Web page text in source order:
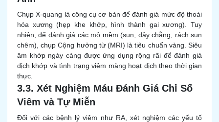
Chụp X-quang là công cụ cơ bản để đánh giá mức độ thoái
hóa xương (hẹp khe khớp, hình thành gai xương). Tuy
nhiên, để đánh giá các mô mềm (sụn, dây chằng, rách sụn
chêm), chụp Cộng hưởng từ (MRI) là tiêu chuẩn vàng. Siêu
âm khớp ngày càng được ứng dụng rộng rãi để đánh giá
dịch khớp và tình trạng viêm màng hoạt dịch theo thời gian
thực.
3.3. Xét Nghiệm Máu Đánh Giá Chỉ Số
Viêm và Tự Miễn
Đối với các bệnh lý viêm như RA, xét nghiệm các yếu tố